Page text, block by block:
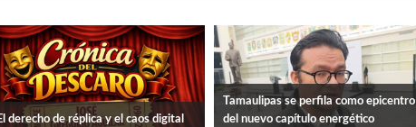
derecho de réplica y el caos digital
Tamaulipas se perfila como epicentro
del nuevo capítulo energético